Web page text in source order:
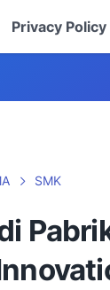
Privacy Policy
SMK